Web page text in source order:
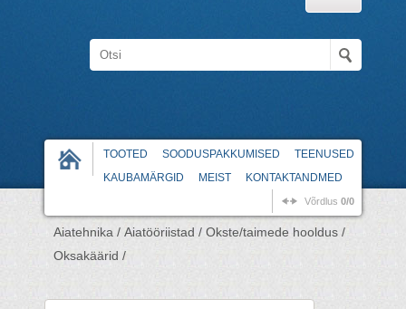
TOOTED SOODUSPAKKUMISED
TEENUSED
KAUBAMÄRGID
MEIST KONTAKTANDMED
Võrdlus 0/0
Aiatehnika / Aiatööriistad / Okste/taimede hooldus /
Oksakäärid /